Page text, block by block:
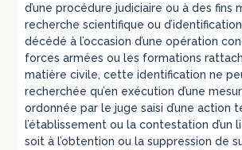
d’une procédure judiciaire ou à des fins
recherche scientifique ou d’identification
décédé à l’occasion d’une opération
forces armées ou les formations
matière civile, cette identification ne
recherchée qu’en exécution d’une
ordonnée par le juge saisi d’une action
l’établissement ou la contestation d’un
soit à l’obtention ou la suppression de